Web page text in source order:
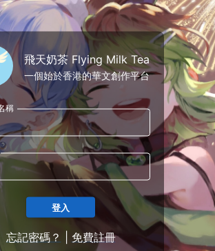
飛天奶茶 Flying Milk Tea
一個始於香港的華文創作平台
稱
登入
忘記密碼？ 免費註冊